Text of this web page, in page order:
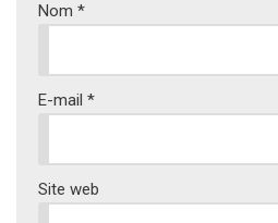
Nom *
E-mail *
Site web